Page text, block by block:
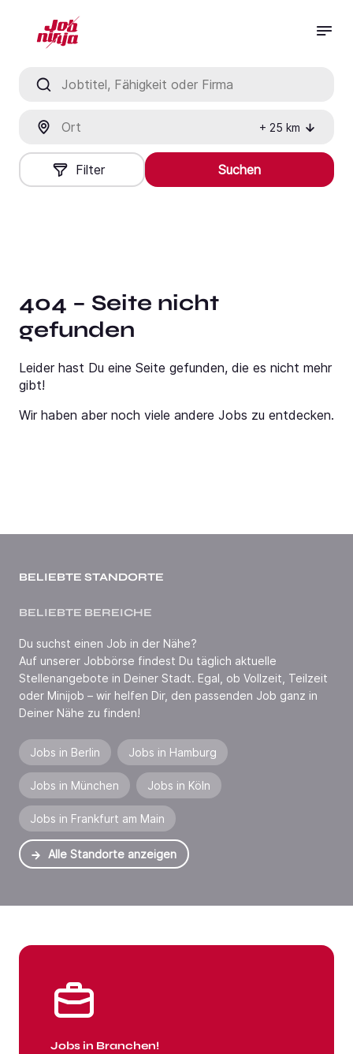
+ 25 km
Filter Suchen
404 – Seite nicht
gefunden
Leider hast Du eine Seite gefunden, die es nicht mehr
gibt!
Wir haben aber noch viele andere Jobs zu entdecken.
BELIEBTE STANDORTE
BELIEBTE BEREICHE
Du suchst einen Job in der Nähe?
Auf unserer Jobbörse findest Du täglich aktuelle
Stellenangebote in Deiner Stadt. Egal, ob Vollzeit, Teilzeit
oder Minijob – wir helfen Dir, den passenden Job ganz in
Deiner Nähe zu finden!
Jobs in Berlin Jobs in Hamburg
Jobs in München Jobs in Köln
Jobs in Frankfurt am Main
Alle Standorte anzeigen
Jobs in Branchen!
Jobs in Branchen